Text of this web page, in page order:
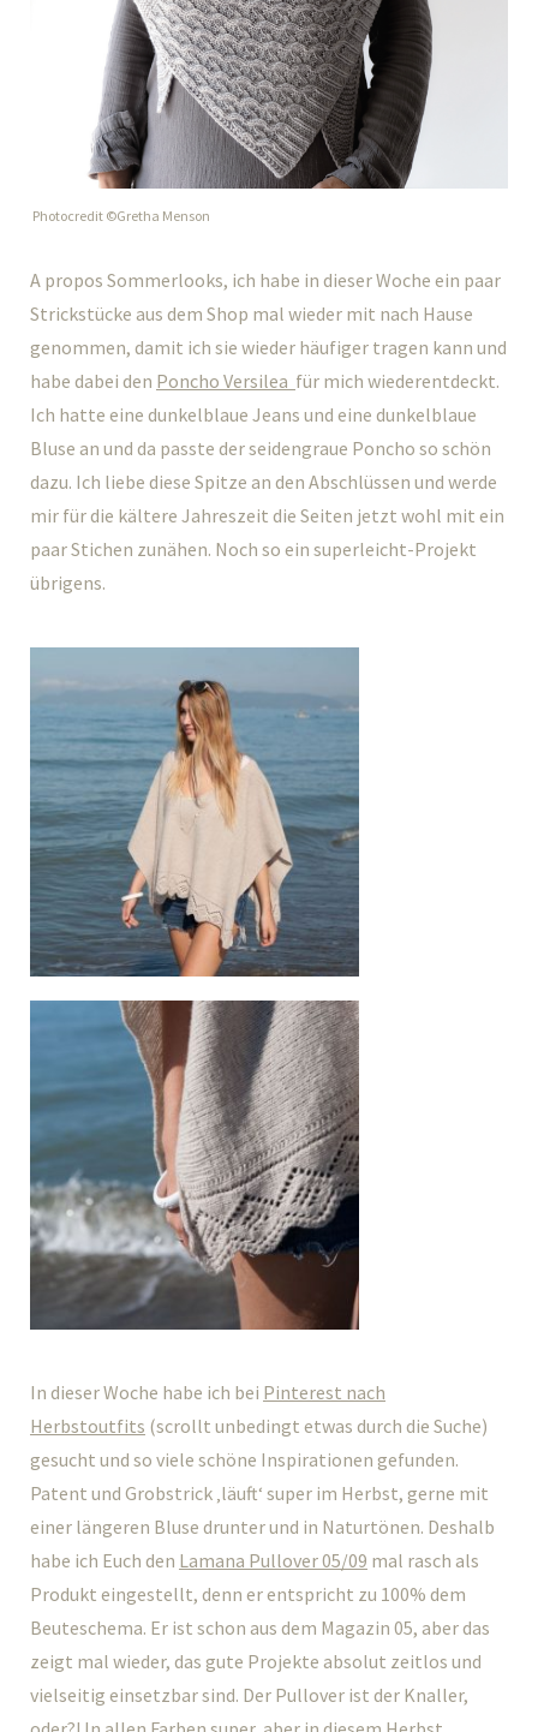
Photocredit ©Gretha Menson
A propos Sommerlooks, ich habe in dieser Woche ein paar
Strickstücke aus dem Shop mal wieder mit nach Hause
genommen, damit ich sie wieder häufiger tragen kann und
habe dabei den Poncho Versilea für mich wiederentdeckt.
Ich hatte eine dunkelblaue Jeans und eine dunkelblaue
Bluse an und da passte der seidengraue Poncho so schön
dazu. Ich liebe diese Spitze an den Abschlüssen und werde
mir für die kältere Jahreszeit die Seiten jetzt wohl mit ein
paar Stichen zunähen. Noch so ein superleicht-Projekt
übrigens.
In dieser Woche habe ich bei Pinterest nach
Herbstoutfits (scrollt unbedingt etwas durch die Suche)
gesucht und so viele schöne Inspirationen gefunden.
Patent und Grobstrick ‚läuft‘ super im Herbst, gerne mit
einer längeren Bluse drunter und in Naturtönen. Deshalb
habe ich Euch den Lamana Pullover 05/09 mal rasch als
Produkt eingestellt, denn er entspricht zu 100% dem
Beuteschema. Er ist schon aus dem Magazin 05, aber das
zeigt mal wieder, das gute Projekte absolut zeitlos und
vielseitig einsetzbar sind. Der Pullover ist der Knaller,